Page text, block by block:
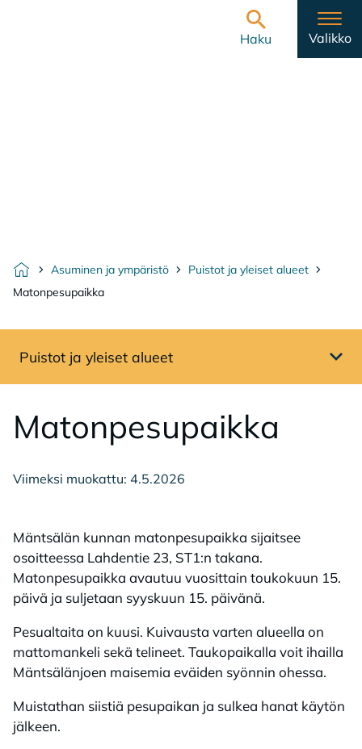
Haku
Valikko
Etusivu
Asuminen ja ympäristö
Puistot ja yleiset alueet
Matonpesupaikka
Avaa sivuvalikko
Puistot ja yleiset alueet
Ma­ton­pe­su­paik­ka
Viimeksi muokattu: 4.5.2026
Mäntsälän kunnan matonpesupaikka sijaitsee
osoitteessa Lahdentie 23, ST1:n takana.
Matonpesupaikka avautuu vuosittain toukokuun 15.
päivä ja suljetaan syyskuun 15. päivänä.
Pesualtaita on kuusi. Kuivausta varten alueella on
mattomankeli sekä telineet. Taukopaikalla voit ihailla
Mäntsälänjoen maisemia eväiden syönnin ohessa.
Muistathan siistiä pesupaikan ja sulkea hanat käytön
jälkeen.